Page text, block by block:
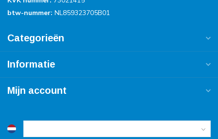
btw-nummer: NL859323705B01
Categorieën
Informatie
Mijn account